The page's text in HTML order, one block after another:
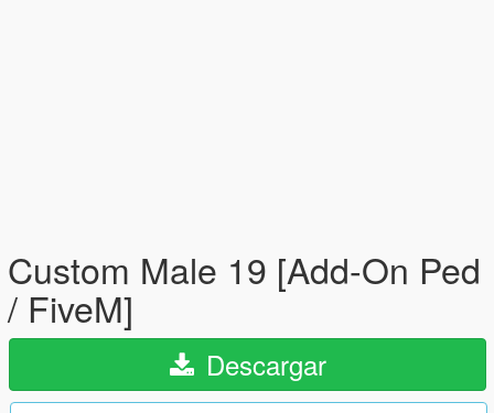
Custom Male 19 [Add-On Ped
/ FiveM]
Descargar